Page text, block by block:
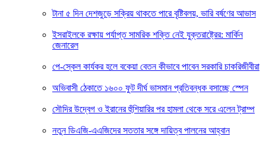
টানা ৫ দিন দেশজুড়ে সক্রিয় থাকতে পারে বৃষ্টিবলয়, ভারি বর্ষণের আভাস
ইসরাইলকে রক্ষায় পর্যাপ্ত সামরিক শক্তি নেই যুক্তরাষ্ট্রের: মার্কিন
জেনারেল
পে-স্কেল কার্যকর হলে বকেয়া বেতন কীভাবে পাবেন সরকারি চাকরিজীবীরা
অভিবাসী ঠেকাতে ১৬০০ ফুট দীর্ঘ ভাসমান প্রতিবন্ধক বসাচ্ছে স্পেন
সৌদির উদ্বেগ ও ইরানের হুঁশিয়ারির পর হামলা থেকে সরে এলেন ট্রাম্প
নতুন ডিএজি-এএজিদের সততার সঙ্গে দায়িত্ব পালনের আহ্বান